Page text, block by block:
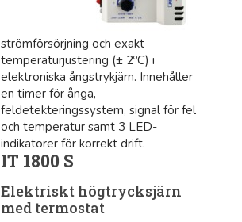
strömförsörjning och exakt
temperaturjustering (± 2ºC) i
elektroniska ångstrykjärn. Innehåller
en timer för ånga,
feldetekteringssystem, signal för fel
och temperatur samt 3 LED-
indikatorer för korrekt drift.
IT 1800 S
Elektriskt högtrycksjärn
med termostat